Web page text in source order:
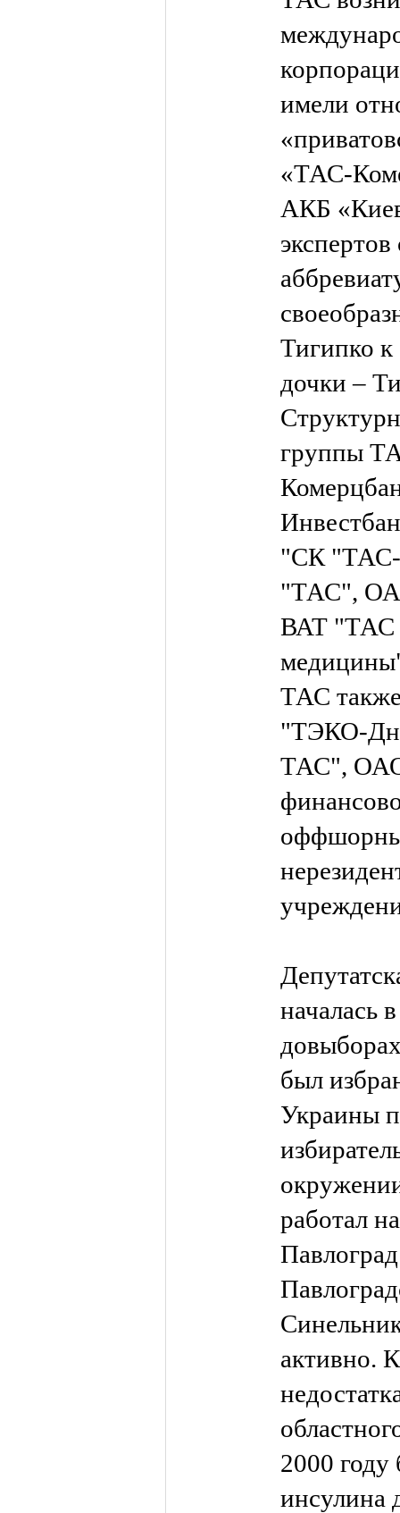
имели
«ТАС-
АКБ
Тигипко
дочки –
группы
"СК "ТАС-
"ТАС",
ВАТ "ТАС
ТАС
"ТЭКО-
ТАС",
началась
был
Украины
работал
активно.
2000
инсулина